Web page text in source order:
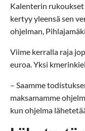
Kalenterin
kertyy yleensä sen
ohjelman,
Viime kerralla raja
euroa. Yksi
– Saamme
maksamamme
kun ohjelma